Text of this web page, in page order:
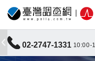
02-2747-1331 10:00-